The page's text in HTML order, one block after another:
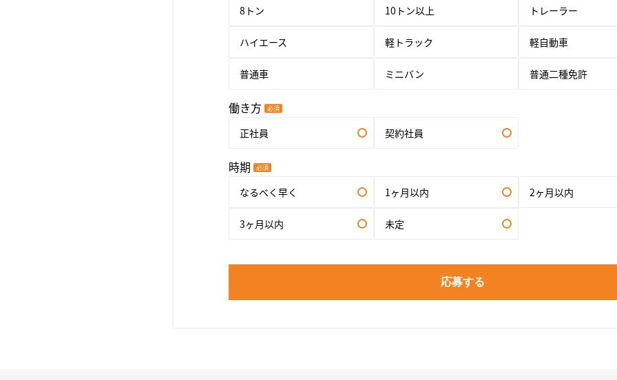
8トン 10トン以上 トレーラー
ハイエース 軽トラック 軽自動車
普通車 ミニバン 普通二種免許
働き方 必須
正社員 契約社員
時期 必須
なるべく早く 1ヶ月以内 2ヶ月以内
3ヶ月以内 未定
応募する